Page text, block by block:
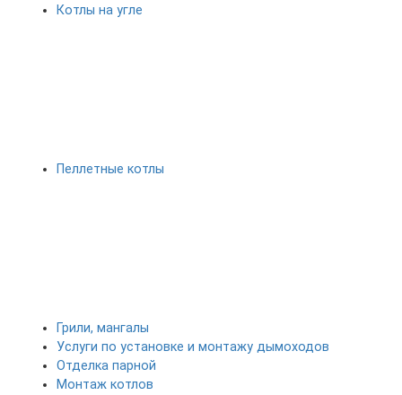
Котлы на угле
Пеллетные котлы
Грили, мангалы
Услуги по установке и монтажу дымоходов
Отделка парной
Монтаж котлов